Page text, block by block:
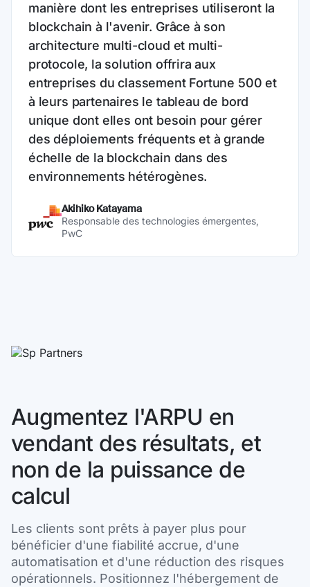
manière dont les entreprises utiliseront la
blockchain à l'avenir. Grâce à son
architecture multi-cloud et multi-
protocole, la solution offrira aux
entreprises du classement Fortune 500 et
à leurs partenaires le tableau de bord
unique dont elles ont besoin pour gérer
des déploiements fréquents et à grande
échelle de la blockchain dans des
environnements hétérogènes.
Akihiko Katayama
Responsable des technologies émergentes,
PwC
Augmentez l'ARPU en
vendant des résultats, et
non de la puissance de
calcul
Les clients sont prêts à payer plus pour
bénéficier d'une fiabilité accrue, d'une
automatisation et d'une réduction des risques
opérationnels. Positionnez l'hébergement de